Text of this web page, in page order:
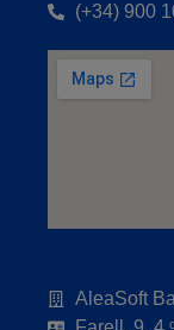
(+34) 900
AleaSoft